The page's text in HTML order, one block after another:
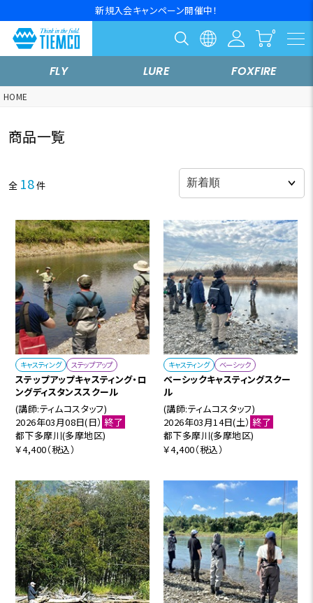
新規入会キャンペーン開催中！
FLY LURE FOXFIRE
HOME
商品一覧
全 18件
キャスティング ステップアップ
ステップアップキャスティング・ロ
ングディスタンススクール
(講師:ティムコスタッフ)
2026年03月08日(日） 終了
都下多摩川(多摩地区)
￥4,400（税込）
キャスティング ベーシック
ベーシックキャスティングスクー
ル
(講師:ティムコスタッフ)
2026年03月14日(土） 終了
都下多摩川(多摩地区)
￥4,400（税込）